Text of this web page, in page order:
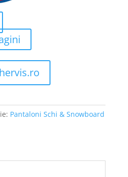
Pantaloni Schi & Snowboard